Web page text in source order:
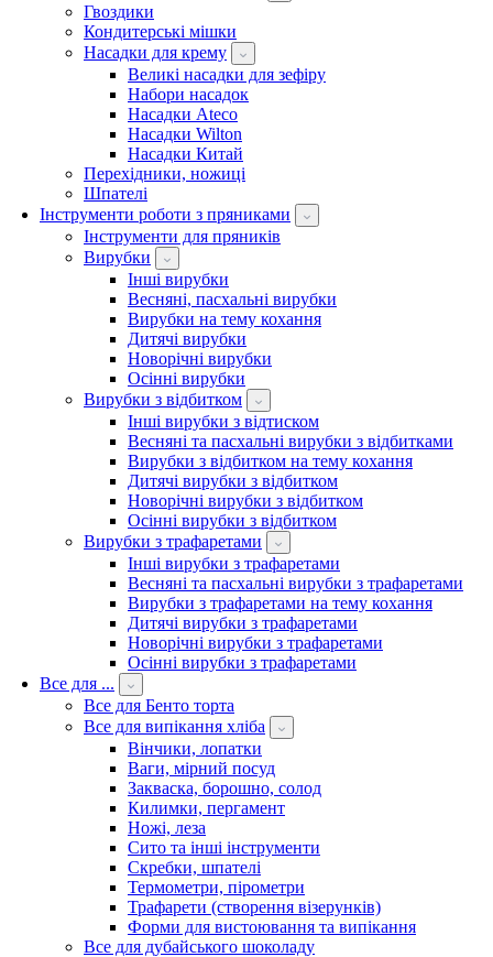
Гвоздики
Кондитерські мішки
Насадки для крему
Великі насадки для зефіру
Набори насадок
Насадки Ateco
Насадки Wilton
Насадки Китай
Перехідники, ножиці
Шпателі
Інструменти роботи з пряниками
Інструменти для пряників
Вирубки
Інші вирубки
Весняні, пасхальні вирубки
Вирубки на тему кохання
Дитячі вирубки
Новорічні вирубки
Осінні вирубки
Вирубки з відбитком
Інші вирубки з відтиском
Весняні та пасхальні вирубки з відбитками
Вирубки з відбитком на тему кохання
Дитячі вирубки з відбитком
Новорічні вирубки з відбитком
Осінні вирубки з відбитком
Вирубки з трафаретами
Інші вирубки з трафаретами
Весняні та пасхальні вирубки з трафаретами
Вирубки з трафаретами на тему кохання
Дитячі вирубки з трафаретами
Новорічні вирубки з трафаретами
Осінні вирубки з трафаретами
Все для ...
Все для Бенто торта
Все для випікання хліба
Вінчики, лопатки
Ваги, мірний посуд
Закваска, борошно, солод
Килимки, пергамент
Ножі, леза
Сито та інші інструменти
Скребки, шпателі
Термометри, пірометри
Трафарети (створення візерунків)
Форми для вистоювання та випікання
Все для дубайського шоколаду